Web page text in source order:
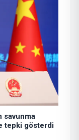
savunma
tepki gösterdi